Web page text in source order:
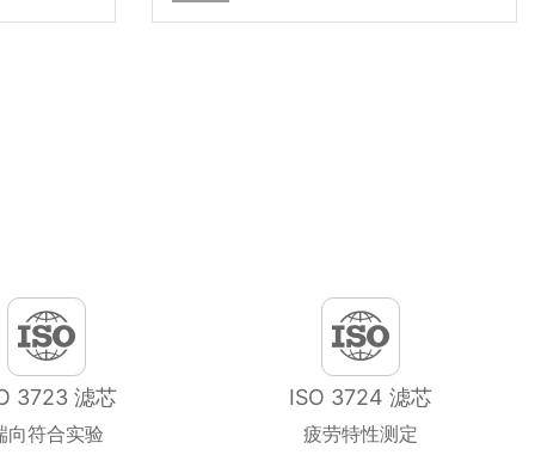
3723 滤芯
向符合实验
ISO 3724 滤芯
疲劳特性测定